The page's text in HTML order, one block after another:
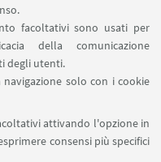
facoltativi sono usati per
della comunicazione
degli utenti.
solo con i cookie
attivando l'opzione in
consensi più specifici
e della Ricerca
SU: